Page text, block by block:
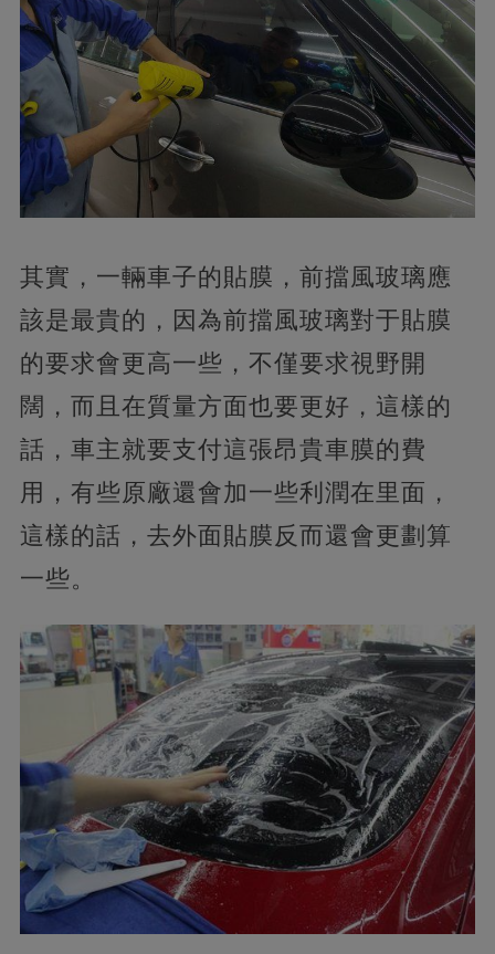
其實，一輛車子的貼膜，前擋風玻璃應
該是最貴的，因為前擋風玻璃對于貼膜
的要求會更高一些，不僅要求視野開
闊，而且在質量方面也要更好，這樣的
話，車主就要支付這張昂貴車膜的費
用，有些原廠還會加一些利潤在里面，
這樣的話，去外面貼膜反而還會更劃算
一些。